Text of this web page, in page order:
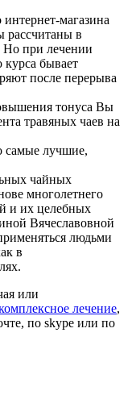
магазина
рассчитаны в
Но при лечении
курса бывает
после перерыва
тонуса Вы
травяных чаев на
самые лучшие,
чайных
многолетнего
и их целебных
Вячеславовной
людьми
в
или
лечение,
по skype или по